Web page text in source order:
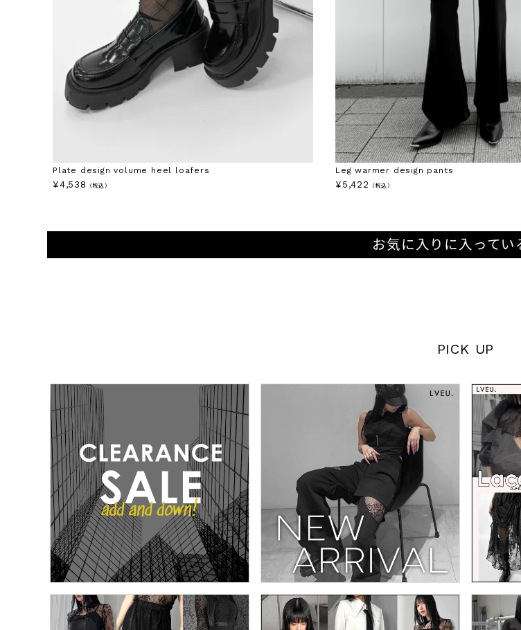
Plate design volume heel loafers
¥4,538 （税込）
Leg warmer design pants
¥ 5,422 （税込）
お気に入りに入ってい
PICK UP